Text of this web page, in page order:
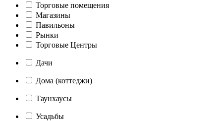
Торговые помещения
Магазины
Павильоны
Рынки
Торговые Центры
Дачи
Дома (коттеджи)
Таунхаусы
Усадьбы